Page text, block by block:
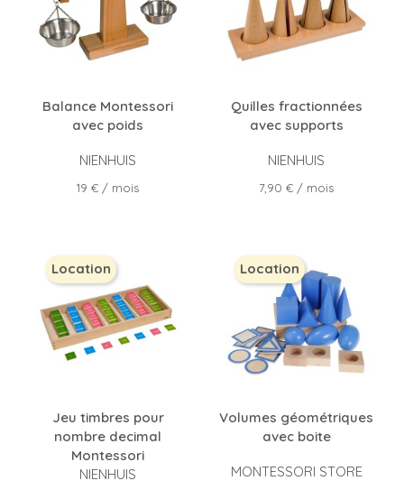
Balance Montessori
avec poids
NIENHUIS
Prix
19 € / mois
Quilles fractionnées
avec supports
NIENHUIS
Prix
7,90 € / mois
Jeu timbres pour
nombre decimal
Montessori
NIENHUIS
Location
Volumes géométriques
avec boite
MONTESSORI STORE
Location